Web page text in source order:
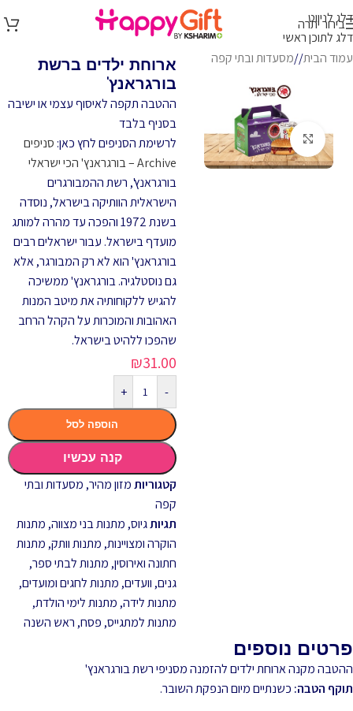
דלג לניווט
דלג לתוכן ראשי
בירור יתרה
עמוד הבית/ מסעדות ובתי קפה
לחץ להגדלה
ארוחת ילדים ברשת
בורגראנץ'
ההטבה תקפה לאיסוף עצמי או ישיבה
בסניף בלבד
לרשימת הסניפים לחץ כאן: סניפים
Archive – בורגראנץ' הכי ישראלי
בורגראנץ', רשת ההמבורגרים
הישראלית הוותיקה בישראל, נוסדה
בשנת 1972 והפכה עד מהרה למותג
מועדף בישראל. עבור ישראלים רבים
בורגראנץ' הוא לא רק המבורגר, אלא
גם נוסטלגיה. בורגראנץ' ממשיכה
להגיש ללקוחותיה את מיטב המנות
האהובות והמוכרות על הקהל הרחב
שהפכו ללהיט בישראל.
₪31.00
-
+
הוספה לסל
קנה עכשיו
קטגוריותמזון מהיר, מסעדות ובתי
קפה
תגיותגיוס, מתנות בני מצווה, מתנות
הוקרה ומצויינות, מתנות וותק, מתנות
חתונה ואירוסין, מתנות לבתי ספר,
גנים, וועדים, מתנות לחגים ומועדים,
מתנות לידה, מתנות לימי הולדת,
מתנות למתגייס, פסח, ראש השנה
פרטים נוספים
ההטבה מקנה ארוחת ילדים להזמנה מסניפי רשת בורגראנץ'
תוקף הטבה: כשנתיים מיום הנפקת השובר.